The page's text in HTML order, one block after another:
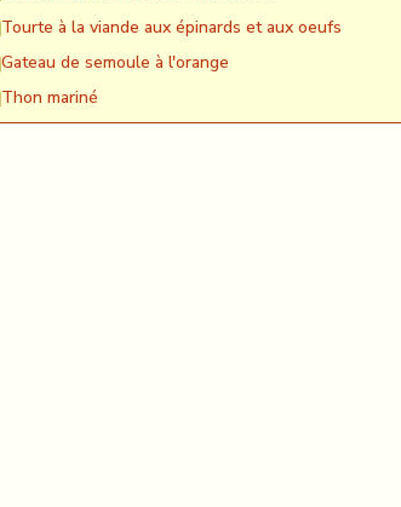
Tourte à la viande aux épinards et aux oeufs
Gateau de semoule à l'orange
Thon mariné